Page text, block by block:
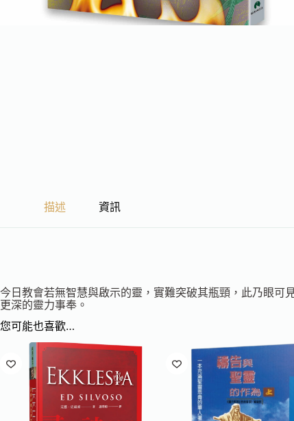
描述 資訊
今日教會若無智慧與啟示的靈，實難突破其瓶頸，此乃眼
更深的靈力事奉。
您可能也喜歡…